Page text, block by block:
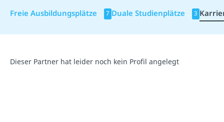
Freie Ausbildungsplätze 7 Duale Studienplätze 3
Dieser Partner hat leider noch kein Profil angelegt